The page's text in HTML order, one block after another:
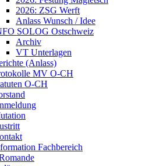
2026: ZSG Werft
Anlass Wunsch / Idee
SOLOG Ostschweiz
Archiv
VT Unterlagen
(Anlass)
MV O-CH
O-CH
Fachbereich